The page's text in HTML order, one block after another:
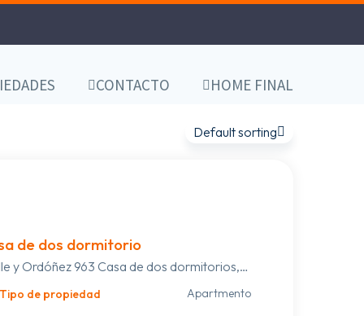
CONTACTO HOME FINAL
Default sorting
de dos dormitorio
y Ordóñez 963 Casa de dos dormitorios,
grande con estufa a leña, más
más casa al fondo con un
Tipo de propiedad Apartmento